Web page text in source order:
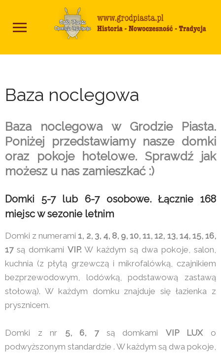
Baza noclegowa
Baza noclegowa w Grodzie Piasta.
Poniżej przedstawiamy nasze domki
oraz pokoje hotelowe. Sprawdź jak
możesz u nas zamieszkać :)
Domki 5-7 lub 6-7 osobowe. Łącznie 168
miejsc w sezonie letnim
Domki z numerami1, 2, 3, 4, 8, 9, 10, 11, 12, 13, 14, 15, 16,
17są domkamiVIP. W każdym są dwa pokoje, salon,
kuchnia (z płytą grzewczą i mikrofalówką, czajnikiem
bezprzewodowym, lodówką, podstawową zastawą
stołową). W każdym domku znajduje się łazienka z
prysznicem.
Domki z nr 5, 6, 7są domkami VIP LUXo
podwyższonym standardzie . W każdym są dwa pokoje,